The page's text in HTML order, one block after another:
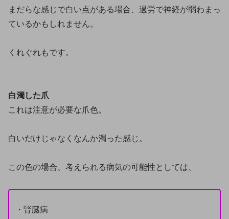
まだらな感じで白い点がある場合、過労で神経が弱わまっ
ているかもしれません。
くれぐれもです。
白濁した爪
これは注意が必要な爪色。
白いだけじゃなくなんか濁った感じ。
この色の場合、考えられる病気の可能性としては、
・腎臓病